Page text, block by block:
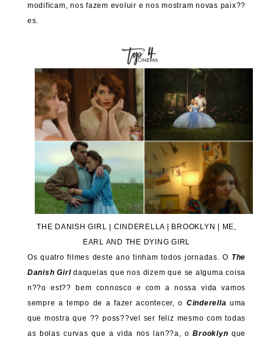
modificam, nos fazem evoluir e nos mostram novas paix??
es.
THE DANISH GIRL | CINDERELLA | BROOKLYN | ME,
EARL AND THE DYING GIRL
Os quatro filmes deste ano tinham todos jornadas. O The
Danish Girldaquelas que nos dizem que se alguma coisa
n??o est?? bem connosco e com a nossa vida vamos
sempre a tempo de a fazer acontecer, o Cinderella uma
que mostra que ?? poss??vel ser feliz mesmo com todas
as bolas curvas que a vida nos lan??a, o Brooklyn que